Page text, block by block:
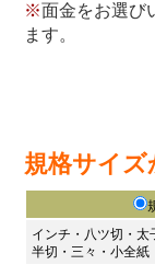
※面金をお選び
ます。
規格サイ
インチ・八ツ切・
半切・三々・小全紙